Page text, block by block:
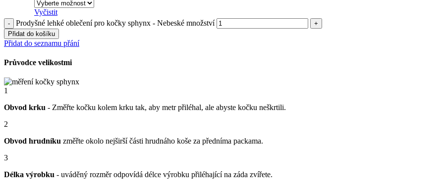
Vyčistit
Prodyšné lehké oblečení pro kočky sphynx - Nebeské množství
Přidat do košíku
Přidat do seznamu přání
Průvodce velikostmi
1
Obvod krku - Změřte kočku kolem krku tak, aby metr přiléhal, ale abyste kočku neškrtili.
2
Obvod hrudníku změřte okolo nejširší části hrudnáho koše za předníma packama.
3
Délka výrobku - uváděný rozměr odpovídá délce výrobku přiléhající na záda zvířete.